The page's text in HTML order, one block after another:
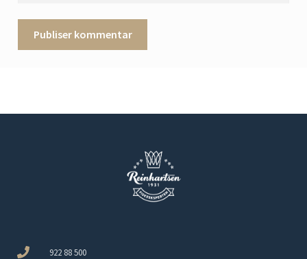
922 88 500